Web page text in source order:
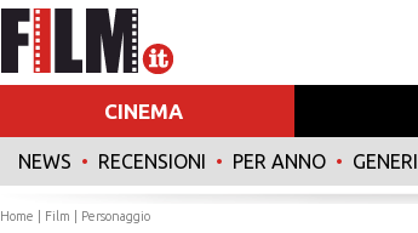
CINEMA
NEWS • RECENSIONI • PER ANNO • GENERI
Home Film | Personaggio